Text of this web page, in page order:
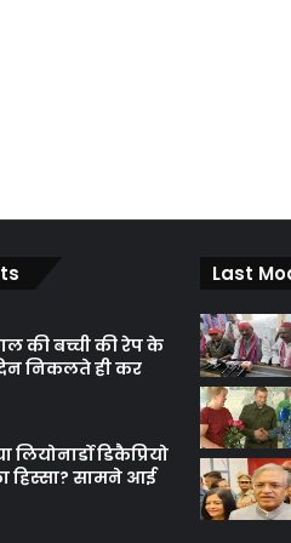
की बच्ची की रेप के
निकलते ही कर
डिकैप्रियो
हिस्सा? सामने आई
Last